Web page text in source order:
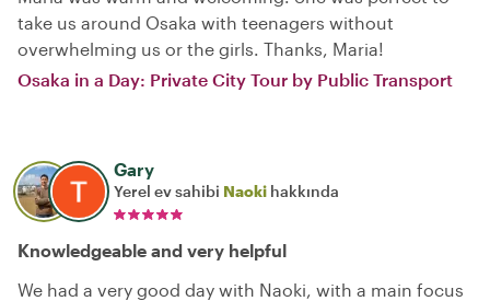
take us around Osaka with teenagers without
overwhelming us or the girls. Thanks, Maria!
Osaka in a Day: Private City Tour by Public Transport
Gary
Yerel ev sahibi Naoki hakkında
Knowledgeable and very helpful
We had a very good day with Naoki, with a main focus